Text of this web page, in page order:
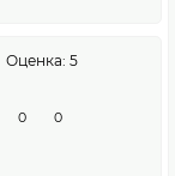
Оценка: 5
0 0